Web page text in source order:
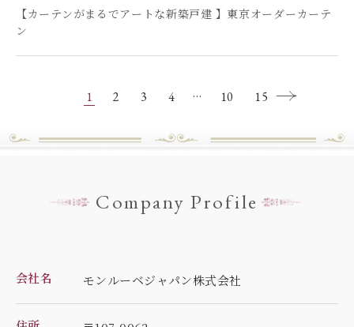
【カーテンがまるでアートな新築戸建 】東京オーダーカーテ
ン
1 2 3 4 10 15 .
Company Profile
会社名 モンルーベジャパン株式会社